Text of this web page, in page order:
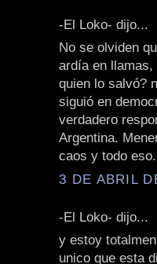
-El Loko- dijo...
No se olviden
ardía en
quien lo salvó?
siguió en
verdadero
Argentina.
caos y todo
3 DE ABRIL
-El Loko- dijo...
y estoy
unico que esta